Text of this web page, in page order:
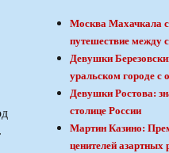
Москва Махачкала
путешествие между
Девушки
уральском городе
Девушки Ростова:
столице России
Мартин Казино:
ценителей азартных